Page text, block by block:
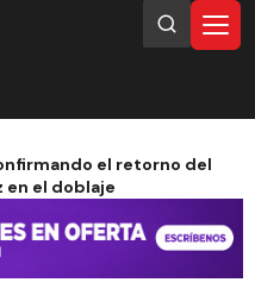
el retorno del
en el doblaje